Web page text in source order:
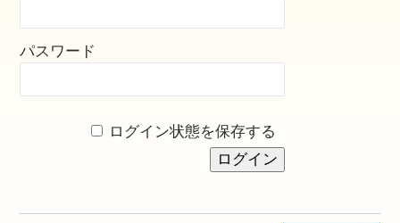
パスワード
ログイン状態を保存する